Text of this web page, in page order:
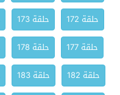
حلقة 172
حلقة 173
حلقة 177
حلقة 178
حلقة 182
حلقة 183